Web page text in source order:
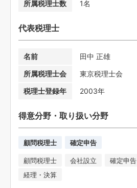
所属税理士数
1名
代表税理士
名前
田中 正雄
所属税理士会
東京税理士会
税理士登録年
2003年
得意分野・取り扱い分野
顧問税理士 確定申告
顧問税理士 会社設立 確定申告
経理・決算